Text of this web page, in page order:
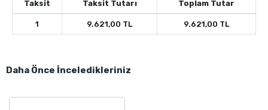
Taksit Taksit Tutarı Toplam Tutar
1 9.621,00 TL 9.621,00 TL
Daha Önce İnceledikleriniz